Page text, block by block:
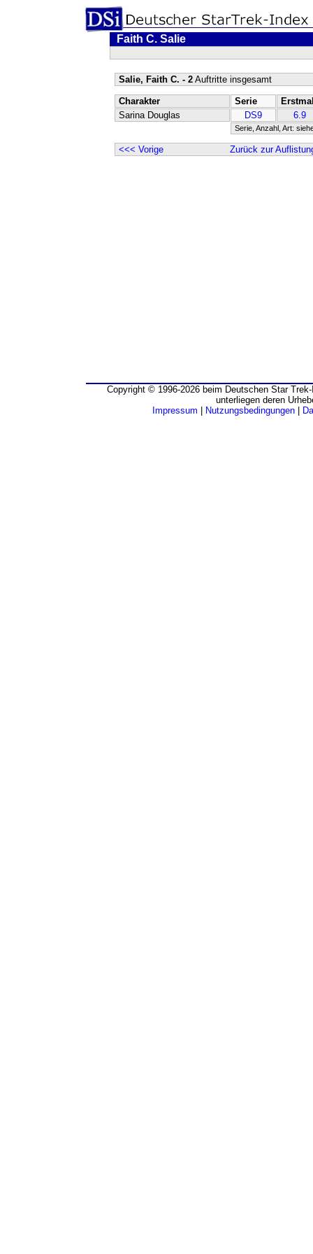
Faith C. Salie
Salie, Faith C. - 2Auftritte insgesamt
Charakter Serie
Sarina Douglas
DS9 6.9
Serie, Anzahl, Art:
<<< Vorige Zurück zur
Copyright © 1996-2026 beim Deutschen Star
unterliegen deren
Impressum
Nutzungsbedingungen